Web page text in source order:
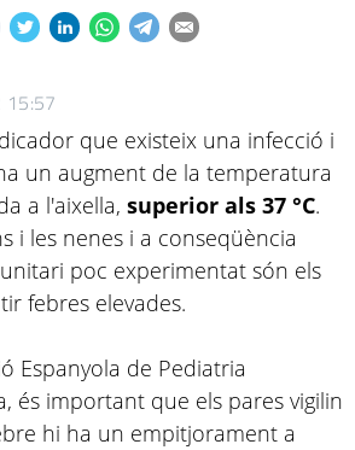
15:57
que existeix una infecció i
un augment de la temperatura
a l'aixella, superior als 37 °C.
i les nenes i a conseqüència
poc experimentat són els
febres elevades.
Espanyola de Pediatria
és important que els pares vigilin
hi ha un empitjorament a